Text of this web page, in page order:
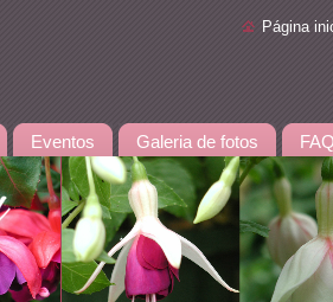
Página
Eventos Galeria de fotos FAQ